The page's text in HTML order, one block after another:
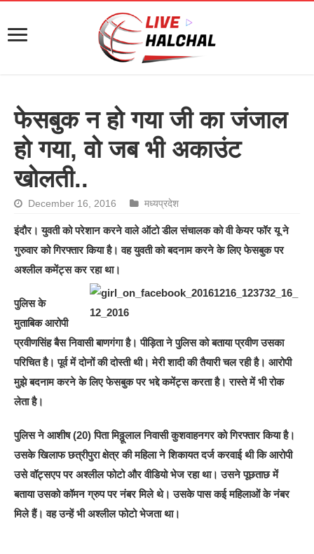
फेसबुक न हो गया जी का जंजाल
हो गया, वो जब भी अकाउंट
खोलती..
December 16, 2016 मध्यप्रदेश
इंदौर। युवती को परेशान करने वाले ऑटो डील संचालक को वी केयर फॉर यू ने
गुरुवार को गिरफ्तार किया है। वह युवती को बदनाम करने के लिए फेसबुक पर
अश्लील कमेंट्स कर रहा था।
पुलिस के
मुताबिक आरोपी
प्रवीणसिंह बैस निवासी बाणगंगा है। पीड़िता ने पुलिस को बताया प्रवीण उसका
परिचित है। पूर्व में दोनों की दोस्ती थी। मेरी शादी की तैयारी चल रही है। आरोपी
मुझे बदनाम करने के लिए फेसबुक पर भद्दे कमेंट्स करता है। रास्ते में भी रोक
लेता है।
पुलिस ने आशीष (20) पिता मिठ्ठूलाल निवासी कुशवाहनगर को गिरफ्तार किया है।
उसके खिलाफ छत्रीपुरा क्षेत्र की महिला ने शिकायत दर्ज करवाई थी कि आरोपी
उसे वॉट्सएप पर अश्लील फोटो और वीडियो भेज रहा था। उसने पूछताछ में
बताया उसको कॉमन ग्रुप पर नंबर मिले थे। उसके पास कई महिलाओं के नंबर
मिले हैं। वह उन्हें भी अश्लील फोटो भेजता था।